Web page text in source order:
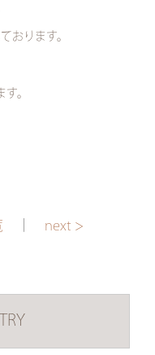
おります。
。
next >